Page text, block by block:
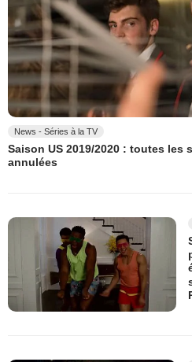
News - Séries à la TV
Saison US 2019/2020 : toutes les
annulées